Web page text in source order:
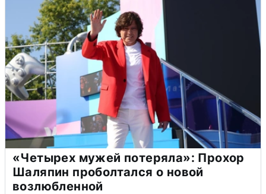
«Четырех мужей потеряла»: Прохор
Шаляпин проболтался о новой
возлюбленной